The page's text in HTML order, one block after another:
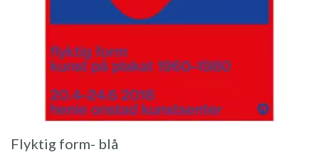
Flyktig form- blå